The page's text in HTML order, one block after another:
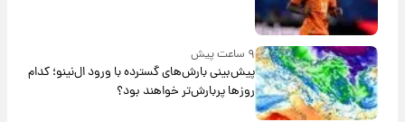
۹ ساعت پیش
پیش‌بینی بارش‌های گسترده با ورود ال‌نینو؛ کدام
روزها پربارش‌تر خواهند بود؟